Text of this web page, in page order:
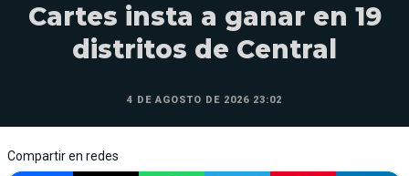
Cartes insta a ganar en 19
distritos de Central
4 DE AGOSTO DE 2026 23:02
Compartir en redes